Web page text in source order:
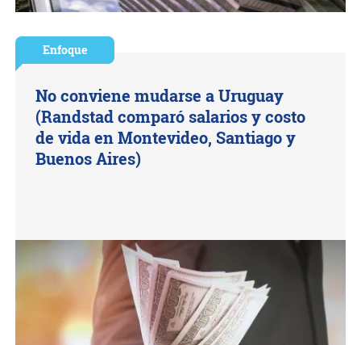
Enfoque
No conviene mudarse a Uruguay
(Randstad comparó salarios y costo
de vida en Montevideo, Santiago y
Buenos Aires)